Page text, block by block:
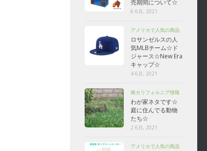
売期間について☆
6 6月, 2021
アメリカで人気の商品
ロサンゼルスの人
気MLBチーム☆ド
ジャース☆New Era
キャップ☆
4 6月, 2021
南カリフォルニア情報
わが家ネタです☆
庭に住んでる動物
たち☆
2 6月, 2021
アメリカで人気の商品